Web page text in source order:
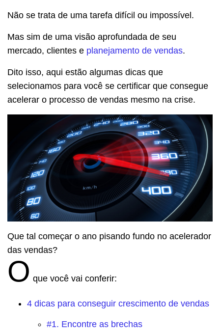
Não se trata de uma tarefa difícil ou impossível.
Mas sim de uma visão aprofundada de seu
mercado, clientes e planejamento de vendas.
Dito isso, aqui estão algumas dicas que
selecionamos para você se certificar que consegue
acelerar o processo de vendas mesmo na crise.
Que tal começar o ano pisando fundo no acelerador
das vendas?
O que você vai conferir:
4 dicas para conseguir crescimento de vendas
#1. Encontre as brechas